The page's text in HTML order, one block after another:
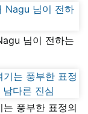
님이 전하는
풍부한 표정의